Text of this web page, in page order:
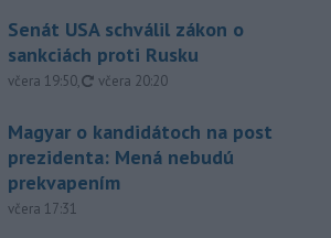
Senát USA schválil zákon o
sankciách proti Rusku
včera 19:50, aktualizované
včera 20:20
Magyar o kandidátoch na post
prezidenta: Mená nebudú
prekvapením
včera 17:31